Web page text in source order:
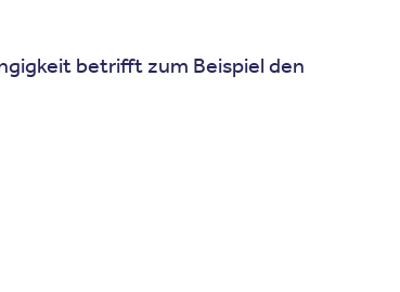
betrifft zum Beispiel den